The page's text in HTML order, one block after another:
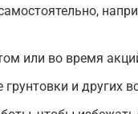
или во время
грунтовки и других